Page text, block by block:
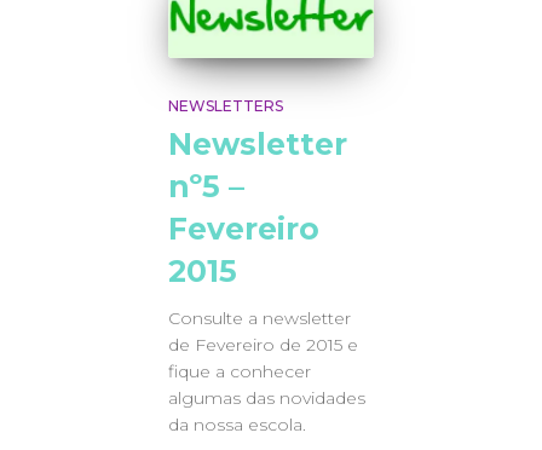
NEWSLETTERS
Newsletter
nº5 –
Fevereiro
2015
Consulte a newsletter
de Fevereiro de 2015 e
fique a conhecer
algumas das novidades
da nossa escola.